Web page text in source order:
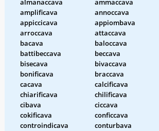
amplificava
annoccava
appiccicava
appiombava
arroccava
attaccava
bacava
baloccava
battibeccava
beccava
bisecava
bivaccava
bonificava
braccava
cacava
calcificava
chiarificava
chilificava
cibava
ciccava
cokificava
conficcava
controindicava
conturbava